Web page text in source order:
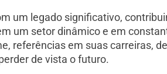
um legado significativo,
um setor dinâmico e em
referências em suas carreiras,
de vista o futuro.